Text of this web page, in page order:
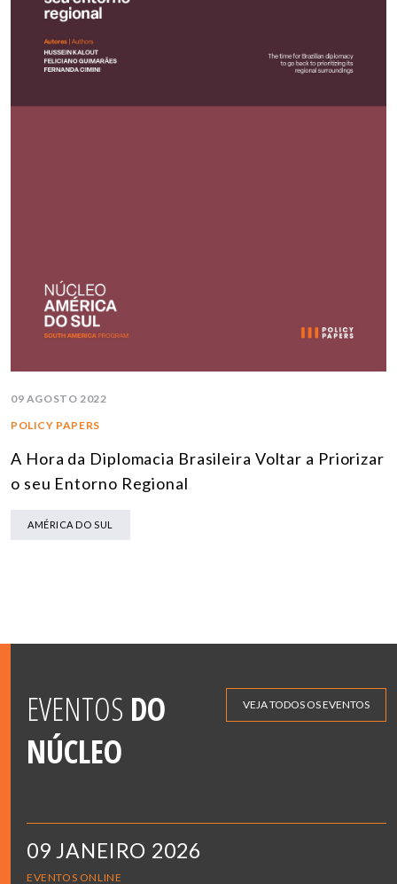
09 AGOSTO 2022
POLICY PAPERS
A Hora da Diplomacia Brasileira Voltar a Priorizar
o seu Entorno Regional
AMÉRICA DO SUL
EVENTOS DO
NÚCLEO
VEJA TODOS OS EVENTOS
09 JANEIRO 2026
EVENTOS ONLINE